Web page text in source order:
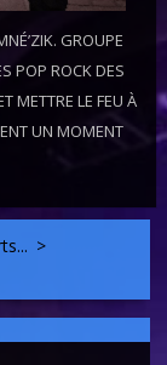
GROUPE
POP ROCK DES
METTRE LE FEU À
UN MOMENT
>